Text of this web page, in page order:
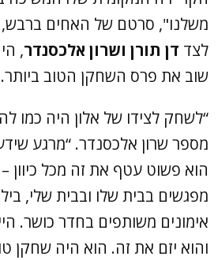
משלנו", סרטם של האחים ברבש,
לצד דן תורן ושרון אלכסנדר,
שוב את פרס השחקן הטוב ביותר.
“לשחק לצידו של אלון היה כמו
מספר שרון אלכסנדר. “מרגע
הוא פשוט עטף את זה מכל כיוון
מפגשים בבית שלו ובבית שלי,
אימונים משותפים בחדר כושר.
והוא יזם את זה. הוא היה שחקן